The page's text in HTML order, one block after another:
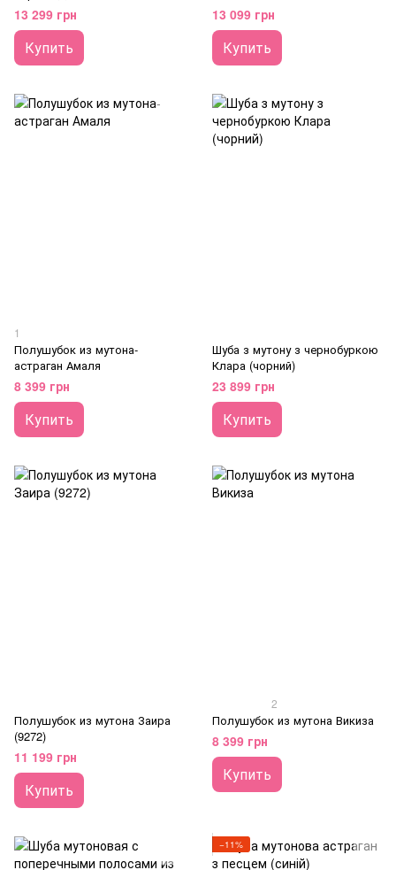
13 299 грн
Купить
13 099 грн
Купить
1
Полушубок из мутона-
астраган Амаля
8 399 грн
Купить
Шуба з мутону з чернобуркою
Клара (чорний)
23 899 грн
Купить
Полушубок из мутона Заира
(9272)
11 199 грн
Купить
2
Полушубок из мутона Викиза
8 399 грн
Купить
−11%